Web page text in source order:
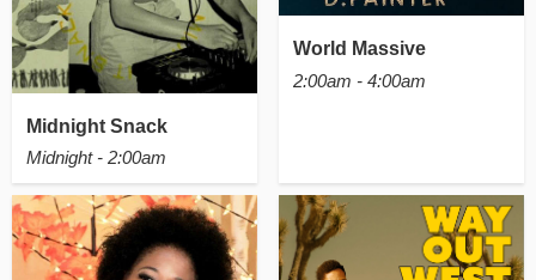
Midnight Snack
Midnight - 2:00am
World Massive
2:00am - 4:00am